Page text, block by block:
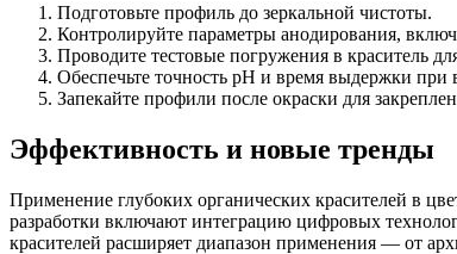
Подготовьте профиль до зеркальной чистоты.
Контролируйте параметры анодирования,
Проводите тестовые погружения в краситель
Обеспечьте точность pH и время выдержки при
Запекайте профили после окраски для
Эффективность и новые тренды
Применение глубоких органических красителей в
разработки включают интеграцию цифровых
красителей расширяет диапазон применения — от